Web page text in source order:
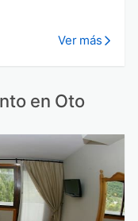
Ver más
en Oto